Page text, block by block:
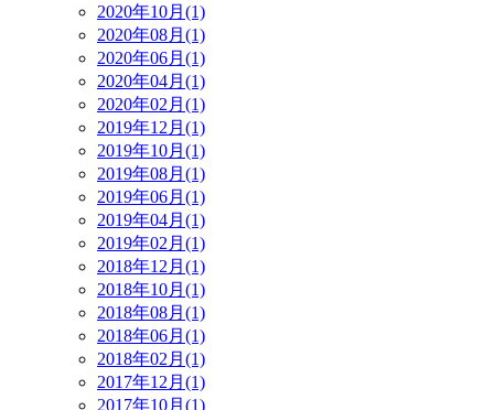
2020年10月(1)
2020年08月(1)
2020年06月(1)
2020年04月(1)
2020年02月(1)
2019年12月(1)
2019年10月(1)
2019年08月(1)
2019年06月(1)
2019年04月(1)
2019年02月(1)
2018年12月(1)
2018年10月(1)
2018年08月(1)
2018年06月(1)
2018年02月(1)
2017年12月(1)
2017年10月(1)